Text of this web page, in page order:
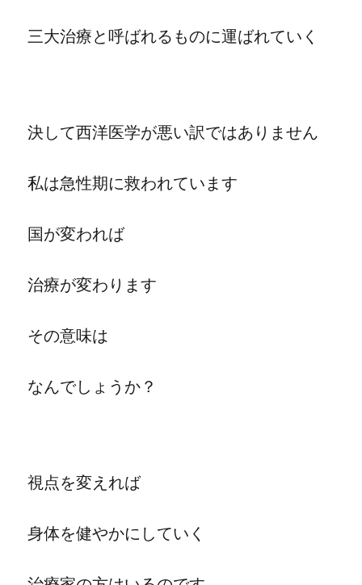
三大治療と呼ばれるものに運ばれていく
決して西洋医学が悪い訳ではありません
私は急性期に救われています
国が変われば
治療が変わります
その意味は
なんでしょうか？
視点を変えれば
身体を健やかにしていく